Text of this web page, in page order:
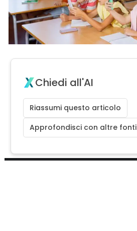
Chiedi all'AI
Riassumi questo articolo
Approfondisci con altre fonti